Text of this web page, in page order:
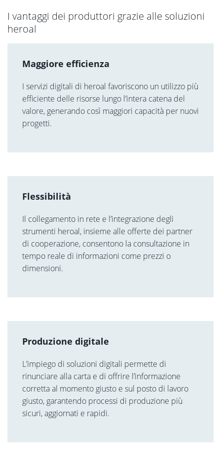
I vantaggi dei produttori grazie alle soluzioni
heroal
Maggiore efficienza
I servizi digitali di heroal favoriscono un utilizzo più
efficiente delle risorse lungo l’intera catena del
valore, generando così maggiori capacità per nuovi
progetti.
Flessibilità
Il collegamento in rete e l’integrazione degli
strumenti heroal, insieme alle offerte dei partner
di cooperazione, consentono la consultazione in
tempo reale di informazioni come prezzi o
dimensioni.
Produzione digitale
L’impiego di soluzioni digitali permette di
rinunciare alla carta e di offrire l’informazione
corretta al momento giusto e sul posto di lavoro
giusto, garantendo processi di produzione più
sicuri, aggiornati e rapidi.